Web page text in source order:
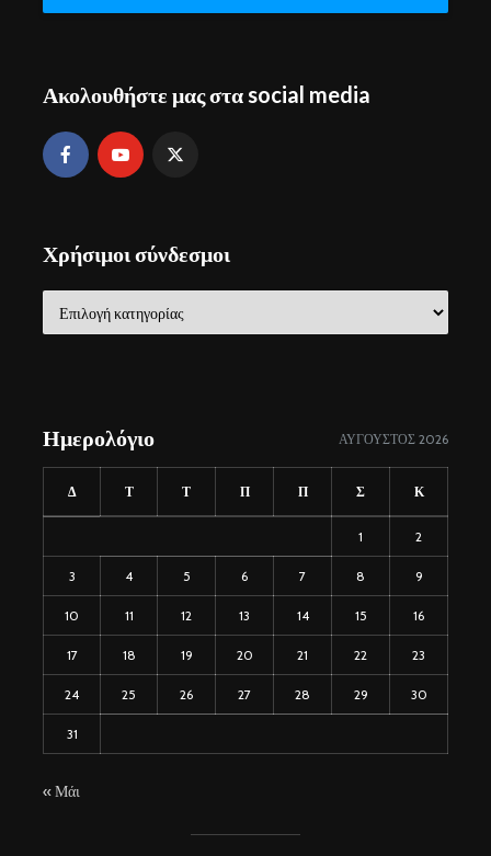
Ακολουθήστε μας στα social media
Χρήσιμοι σύνδεσμοι
σύνδεσμοι
Ημερολόγιο ΑΎΓΟΥΣΤΟΣ 2026
Δ Τ Τ Π Π Σ Κ
1 2
3 4 5 6 7 8 9
10 11 12 13 14 15 16
17 18 19 20 21 22 23
24 25 26 27 28 29 30
31
« Μάι